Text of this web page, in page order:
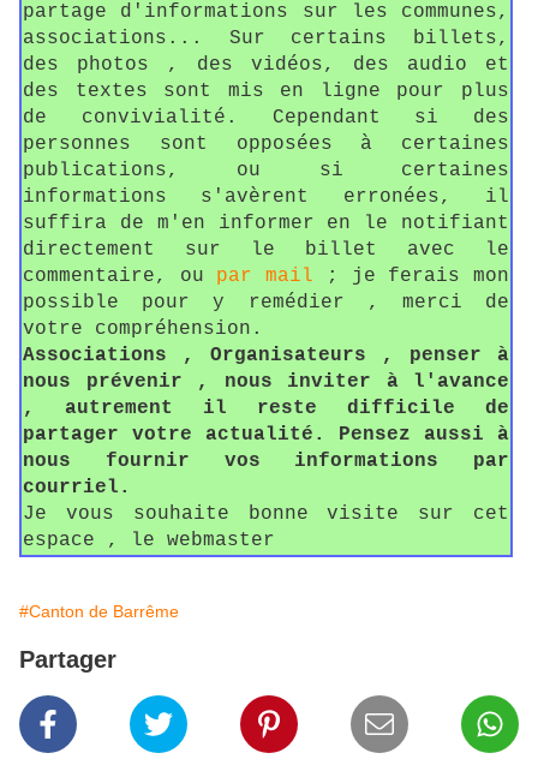
partage d'informations sur les communes,
associations... Sur certains billets,
des photos , des vidéos, des audio et
des textes sont mis en ligne pour plus
de convivialité. Cependant si des
personnes sont opposées à certaines
publications, ou si certaines
informations s'avèrent erronées, il
suffira de m'en informer en le notifiant
directement sur le billet avec le
commentaire, ou par mail ; je ferais mon
possible pour y remédier , merci de
votre compréhension.
Associations , Organisateurs , penser à
nous prévenir , nous inviter à l'avance
, autrement il reste difficile de
partager votre actualité. Pensez aussi à
nous fournir vos informations par
courriel.
Je vous souhaite bonne visite sur cet
espace , le webmaster
#Canton de Barrême
Partager